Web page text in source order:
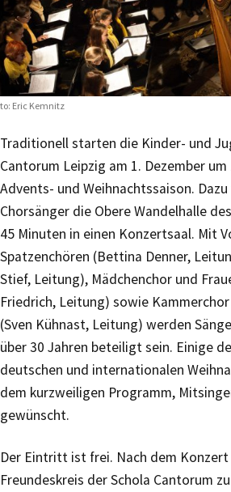
Eric Kemnitz
Traditionell starten die Kinder- und
Cantorum Leipzig am 1. Dezember
Advents- und Weihnachtssaison.
Chorsänger die Obere Wandelhalle
45 Minuten in einen Konzertsaal. Mit
Spatzenchören (Bettina Denner,
Stief, Leitung), Mädchenchor und
Friedrich, Leitung) sowie
(Sven Kühnast, Leitung) werden
über 30 Jahren beteiligt sein. Einige
deutschen und internationalen
dem kurzweiligen Programm,
gewünscht.
Der Eintritt ist frei. Nach dem
Freundeskreis der Schola Cantorum